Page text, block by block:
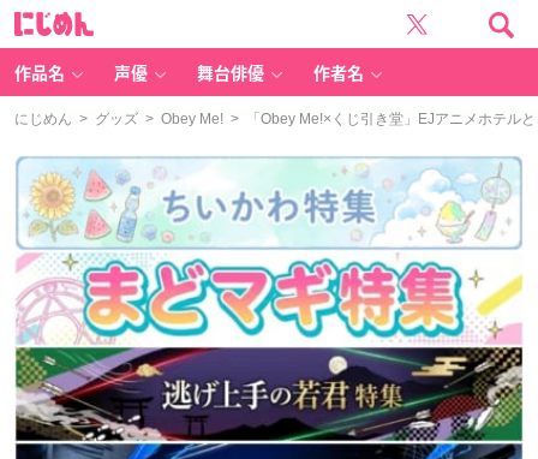
作品名 声優 舞台俳優 作者名
にじめん > グッズ > Obey Me! > 「Obey Me!×くじ引き堂」EJアニメホテル